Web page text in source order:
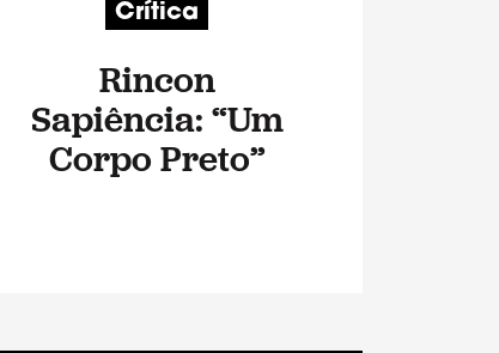
Crítica
Rincon
Sapiência: “Um
Corpo Preto”